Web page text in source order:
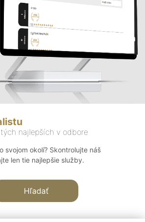
najlepších v odbore
svojom okolí? Skontrolujte náš
len tie najlepšie služby.
Hľadať